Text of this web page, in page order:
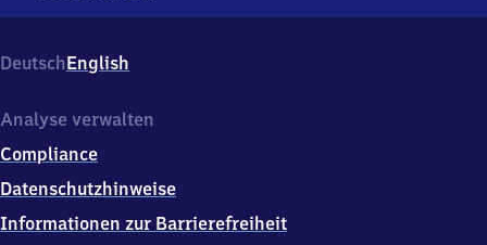
1,
9
7
0
Neusorg
DeutschEnglish
Analyse verwalten
Compliance
Datenschutzhinweise
Informationen zur Barrierefreiheit